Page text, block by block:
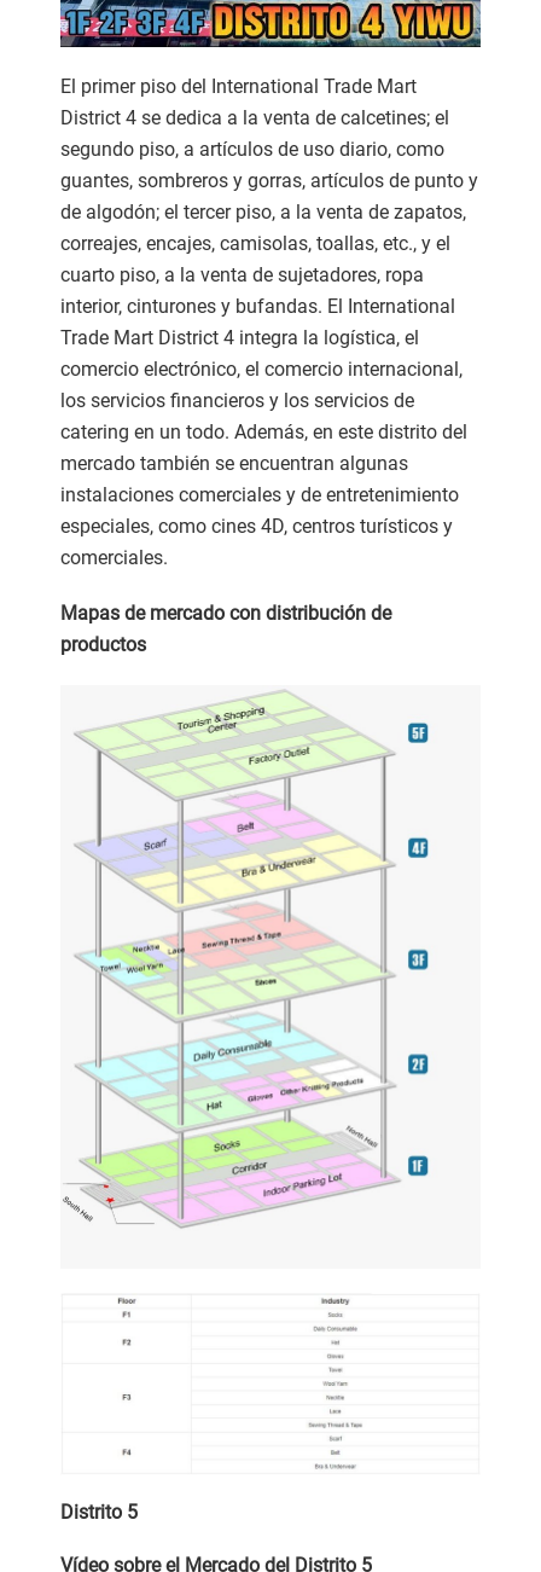
El primer piso del International Trade Mart
District 4 se dedica a la venta de calcetines; el
segundo piso, a artículos de uso diario, como
guantes, sombreros y gorras, artículos de punto y
de algodón; el tercer piso, a la venta de zapatos,
correajes, encajes, camisolas, toallas, etc., y el
cuarto piso, a la venta de sujetadores, ropa
interior, cinturones y bufandas. El International
Trade Mart District 4 integra la logística, el
comercio electrónico, el comercio internacional,
los servicios financieros y los servicios de
catering en un todo. Además, en este distrito del
mercado también se encuentran algunas
instalaciones comerciales y de entretenimiento
especiales, como cines 4D, centros turísticos y
comerciales.
Mapas de mercado con distribución de
productos
Distrito 5
Vídeo sobre el Mercado del Distrito 5